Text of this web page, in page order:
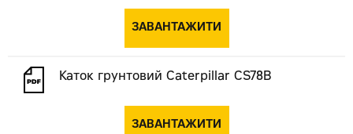
ЗАВАНТАЖИТИ
Каток грунтовий Caterpillar CS78B
ЗАВАНТАЖИТИ